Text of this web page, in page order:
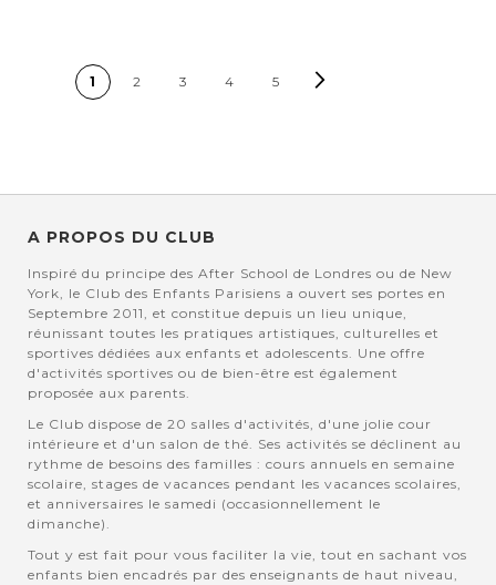
Vous lisez actuellement la page
1 Page
2 Page
3 4 5
A PROPOS DU CLUB
Inspiré du principe des After School de Londres ou de New
York, le Club des Enfants Parisiens a ouvert ses portes en
Septembre 2011, et constitue depuis un lieu unique,
réunissant toutes les pratiques artistiques, culturelles et
sportives dédiées aux enfants et adolescents. Une offre
d'activités sportives ou de bien-être est également
proposée aux parents.
Le Club dispose de 20 salles d'activités, d'une jolie cour
intérieure et d'un salon de thé. Ses activités se déclinent au
rythme de besoins des familles : cours annuels en semaine
scolaire, stages de vacances pendant les vacances scolaires,
et anniversaires le samedi (occasionnellement le
dimanche).
Tout y est fait pour vous faciliter la vie, tout en sachant vos
enfants bien encadrés par des enseignants de haut niveau,